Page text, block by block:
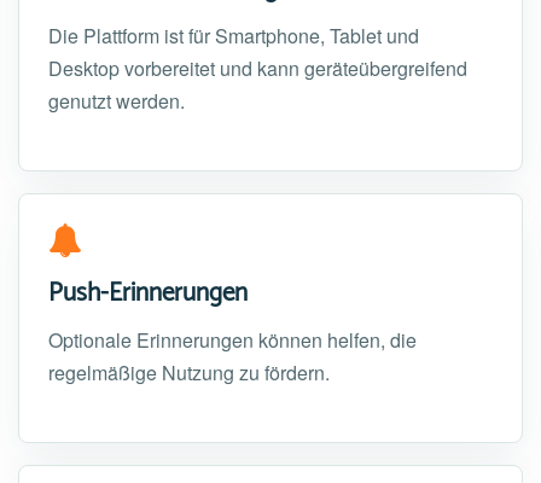
Die Plattform ist für Smartphone, Tablet und
Desktop vorbereitet und kann geräteübergreifend
genutzt werden.
Push-Erinnerungen
Optionale Erinnerungen können helfen, die
regelmäßige Nutzung zu fördern.